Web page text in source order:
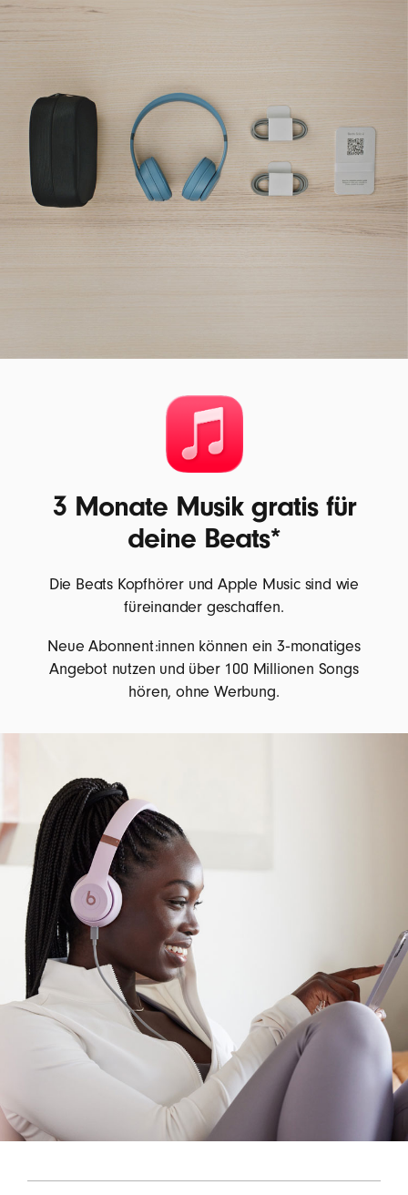
3 Monate Musik gratis für
deine Beats*
Die Beats Kopfhörer und Apple Music sind wie
füreinander geschaffen.
Neue Abonnent:innen können ein 3‑monatiges
Angebot nutzen und über 100 Millionen Songs
hören, ohne Werbung.